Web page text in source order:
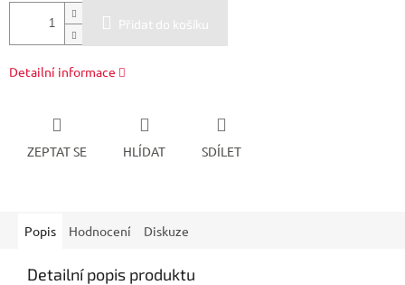
Přidat do košíku
Detailní informace
ZEPTAT SE HLÍDAT SDÍLET
Popis Hodnocení Diskuze
Detailní popis produktu